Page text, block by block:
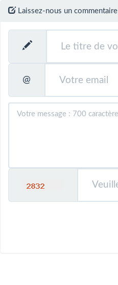
Laissez-nous un commentaire
@